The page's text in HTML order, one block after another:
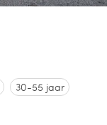
30-55 jaar